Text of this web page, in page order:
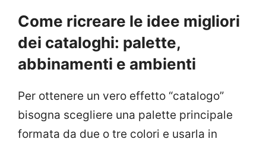
Come ricreare le idee migliori
dei cataloghi: palette,
abbinamenti e ambienti
Per ottenere un vero effetto “catalogo”
bisogna scegliere una palette principale
formata da due o tre colori e usarla in